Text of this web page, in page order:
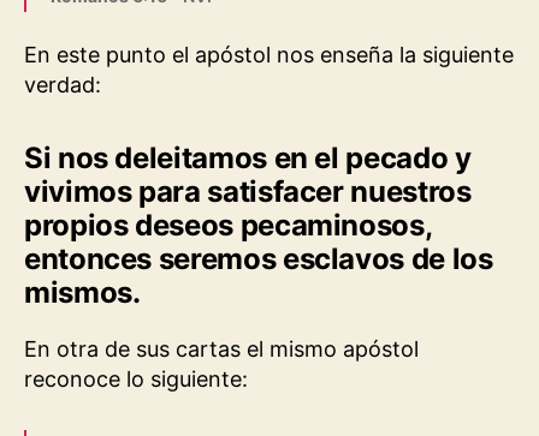
En este punto el apóstol nos enseña la siguiente
verdad:
Si nos deleitamos en el pecado y
vivimos para satisfacer nuestros
propios deseos pecaminosos,
entonces seremos esclavos de los
mismos.
En otra de sus cartas el mismo apóstol
reconoce lo siguiente: